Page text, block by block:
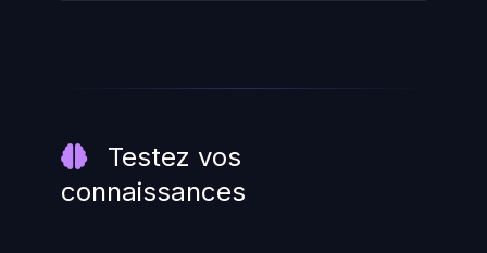
Testez vos
connaissances